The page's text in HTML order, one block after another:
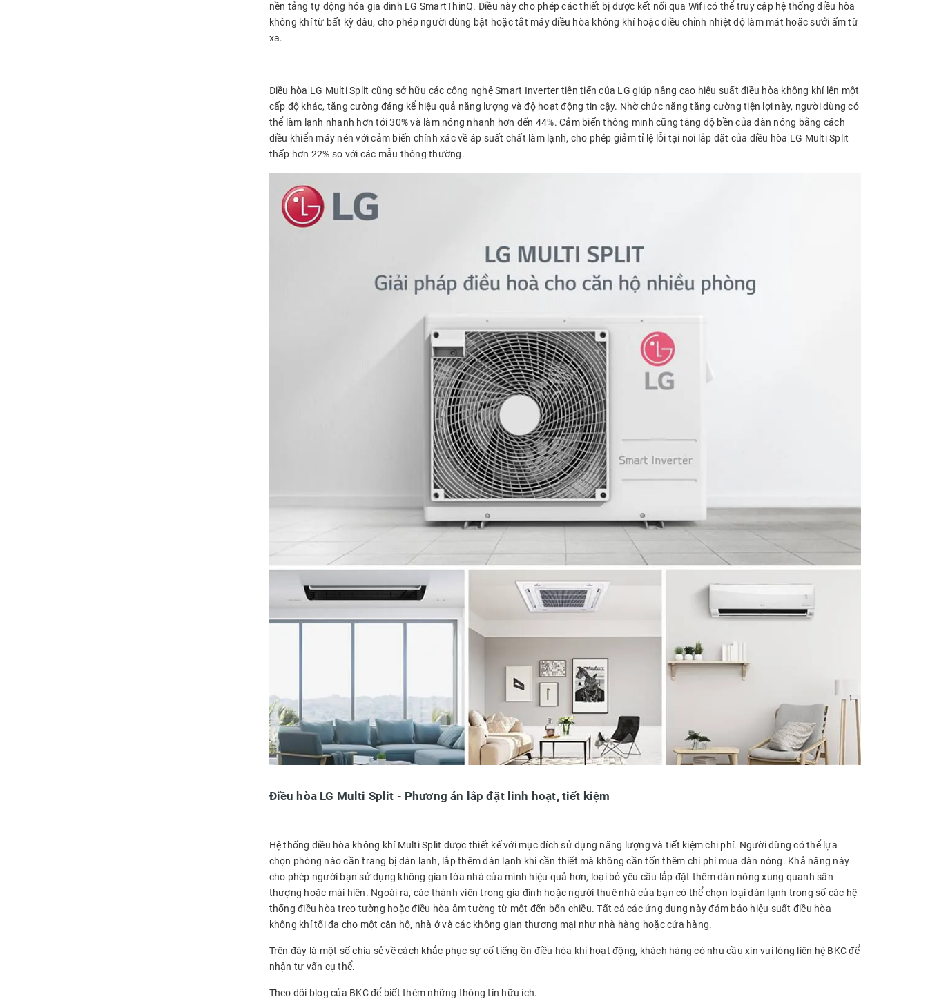
nền tảng tự động hóa gia đình LG SmartThinQ. Điều này cho phép các thiết bị được kết nối qua Wifi có thể truy cập hệ thống điều hòa
không khí từ bất kỳ đâu, cho phép người dùng bật hoặc tắt máy điều hòa không khí hoặc điều chỉnh nhiệt độ làm mát hoặc sưởi ấm từ
xa.
Điều hòa LG Multi Split cũng sở hữu các công nghệ Smart Inverter tiên tiến của LG giúp nâng cao hiệu suất điều hòa không khí lên một
cấp độ khác, tăng cường đáng kể hiệu quả năng lượng và độ hoạt động tin cậy. Nhờ chức năng tăng cường tiện lợi này, người dùng có
thể làm lạnh nhanh hơn tới 30% và làm nóng nhanh hơn đến 44%. Cảm biến thông minh cũng tăng độ bền của dàn nóng bằng cách
điều khiển máy nén với cảm biến chính xác về áp suất chất làm lạnh, cho phép giảm tỉ lệ lỗi tại nơi lắp đặt của điều hòa LG Multi Split
thấp hơn 22% so với các mẫu thông thường.
Điều hòa LG Multi Split - Phương án lắp đặt linh hoạt, tiết kiệm
Hệ thống điều hòa không khí Multi Split được thiết kế với mục đích sử dụng năng lượng và tiết kiệm chi phí. Người dùng có thể lựa
chọn phòng nào cần trang bị dàn lạnh, lắp thêm dàn lạnh khi cần thiết mà không cần tốn thêm chi phí mua dàn nóng. Khả năng này
cho phép người bạn sử dụng không gian tòa nhà của mình hiệu quả hơn, loại bỏ yêu cầu lắp đặt thêm dàn nóng xung quanh sân
thượng hoặc mái hiên. Ngoài ra, các thành viên trong gia đình hoặc người thuê nhà của bạn có thể chọn loại dàn lạnh trong số các hệ
thống điều hòa treo tường hoặc điều hòa âm tường từ một đến bốn chiều. Tất cả các ứng dụng này đảm bảo hiệu suất điều hòa
không khí tối đa cho một căn hộ, nhà ở và các không gian thương mại như nhà hàng hoặc cửa hàng.
Trên đây là một số chia sẻ về cách khắc phục sự cố tiếng ồn điều hòa khi hoạt động, khách hàng có nhu cầu xin vui lòng liên hệ BKC để
nhận tư vấn cụ thể.
Theo dõi blog của BKC để biết thêm những thông tin hữu ích.